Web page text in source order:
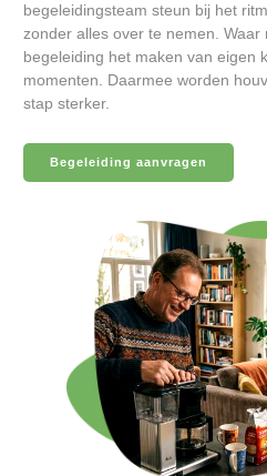
begeleidingsteam steun bij het
zonder alles over te nemen. Waar
begeleiding het maken van eigen
momenten. Daarmee worden
stap sterker.
Begeleiding aanvragen